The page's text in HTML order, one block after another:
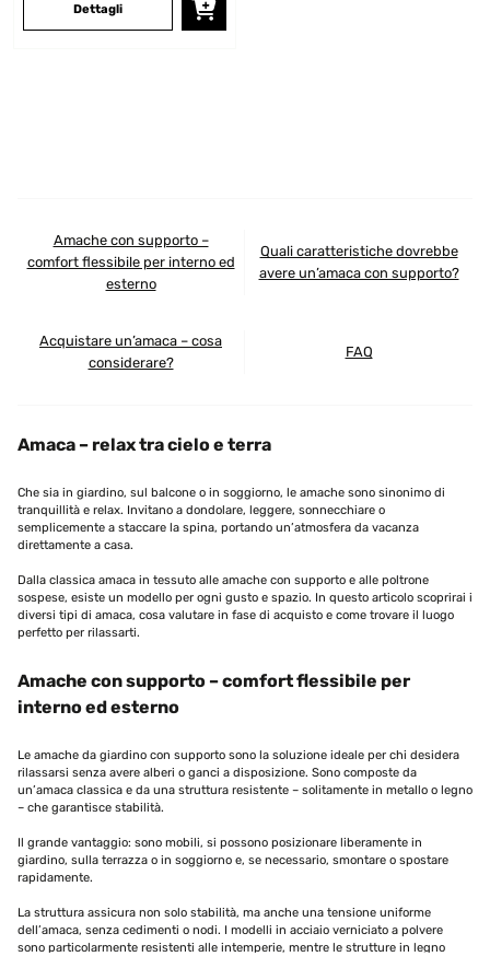
Dettagli
Amache con supporto –
comfort flessibile per interno ed
esterno
Quali caratteristiche dovrebbe
avere un’amaca con supporto?
Acquistare un’amaca – cosa
considerare?
FAQ
Amaca – relax tra cielo e terra
Che sia in giardino, sul balcone o in soggiorno, le amache sono sinonimo di
tranquillità e relax. Invitano a dondolare, leggere, sonnecchiare o
semplicemente a staccare la spina, portando un’atmosfera da vacanza
direttamente a casa.
Dalla classica amaca in tessuto alle amache con supporto e alle poltrone
sospese, esiste un modello per ogni gusto e spazio. In questo articolo scoprirai i
diversi tipi di amaca, cosa valutare in fase di acquisto e come trovare il luogo
perfetto per rilassarti.
Amache con supporto – comfort flessibile per
interno ed esterno
Le amache da giardino con supporto sono la soluzione ideale per chi desidera
rilassarsi senza avere alberi o ganci a disposizione. Sono composte da
un’amaca classica e da una struttura resistente – solitamente in metallo o legno
– che garantisce stabilità.
Il grande vantaggio: sono mobili, si possono posizionare liberamente in
giardino, sulla terrazza o in soggiorno e, se necessario, smontare o spostare
rapidamente.
La struttura assicura non solo stabilità, ma anche una tensione uniforme
dell’amaca, senza cedimenti o nodi. I modelli in acciaio verniciato a polvere
sono particolarmente resistenti alle intemperie, mentre le strutture in legno